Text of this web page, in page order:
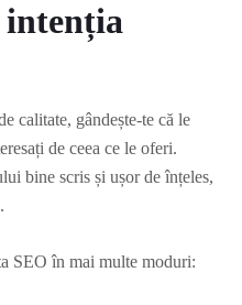
intenția
calitate, gândește-te că le
de ceea ce le oferi.
bine scris și ușor de înțeles,
SEO în mai multe moduri: